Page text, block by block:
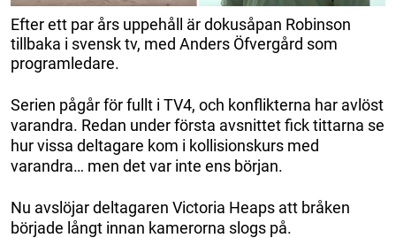
Efter ett par års uppehåll är dokusåpan Robinson
tillbaka i svensk tv, med Anders Öfvergård som
programledare.
Serien pågår för fullt i TV4, och konflikterna har avlöst
varandra. Redan under första avsnittet fick tittarna se
hur vissa deltagare kom i kollisionskurs med
varandra… men det var inte ens början.
Nu avslöjar deltagaren Victoria Heaps att bråken
började långt innan kamerorna slogs på.